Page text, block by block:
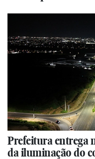
Prefeitura entrega
da iluminação do